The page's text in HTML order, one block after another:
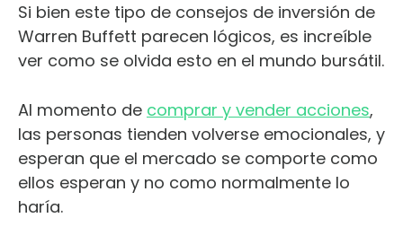
Si bien este tipo de consejos de inversión de
Warren Buffett parecen lógicos, es increíble
ver como se olvida esto en el mundo bursátil.
Al momento de comprar y vender acciones,
las personas tienden volverse emocionales, y
esperan que el mercado se comporte como
ellos esperan y no como normalmente lo
haría.